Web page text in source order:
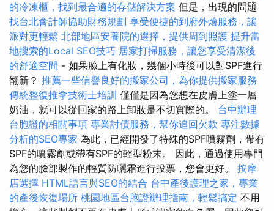
的冷凍櫃，找到最合適的存儲解決方案 但是，出現的問題
找台北會計師協助財務規劃 享受便捷的到府外燴服務，讓
派對更輕鬆 北部地區安養院的選擇，提供周到照護 提升當
地搜索的Local SEO技巧 居家打掃服務，讓您享受清潔後
的舒適空間 - 如果臉上有化妝，幾個小時後可以對SPF進行
翻新？ 推薦一些信譽良好的搬家公司，為你提供搬家服務
傳統整復推拿技術士培訓 僅僅是因為您想在皮膚上塗一層
奶油，就可以從回家的路上卸妝是不切實際的。 台中辦理
台胞證的相關事項 專業討債服務，幫你追回欠款 專注數據
分析的SEO專家 為此，已經開發了特殊的SPF噴霧劑，帶有
SPF的噴霧劑或帶有SPF的輕型粉末。 因此，通過使用專門
為您的臉部製作的輕質防曬霜進行投票，您會更好。 按摩
店選擇 HTML語言與SEO的結合 台中產後護理之家，專業
的產後恢復場所 桃園地區台胞證辦理指南，輕鬆搞定 不用